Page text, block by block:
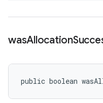
wasAllocation
public boolean